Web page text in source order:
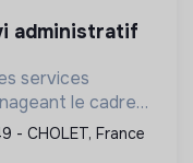
services
le cadre
écologique
ambitieuses.
- CHOLET, France